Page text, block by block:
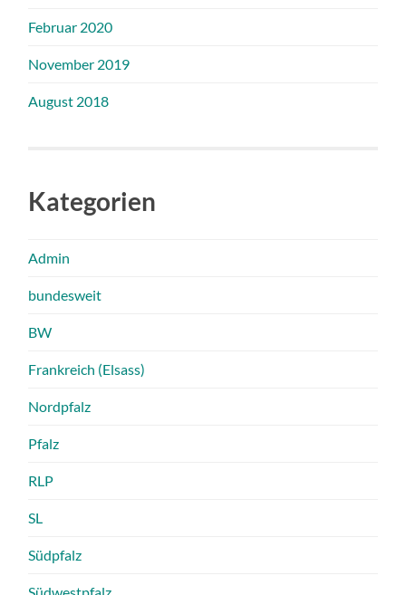
Februar 2020
November 2019
August 2018
Kategorien
Admin
bundesweit
BW
Frankreich (Elsass)
Nordpfalz
Pfalz
RLP
SL
Südpfalz